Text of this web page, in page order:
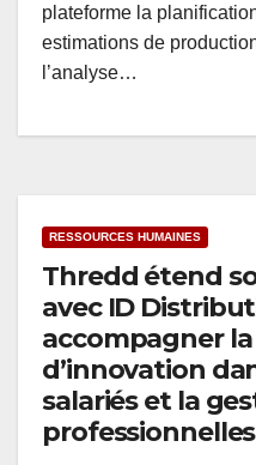
plateforme la
estimations de
l’analyse…
RESSOURCES HUMAINES
Thredd étend
avec ID
accompagner
d’innovation
salariés et la
professionnelles